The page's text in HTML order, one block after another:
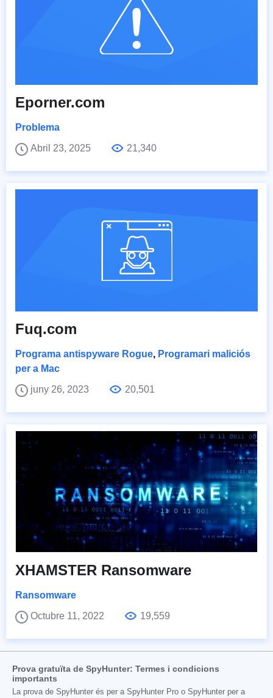
Eporner.com
Problema
Abril 23, 2025
21,340
Fuq.com
Programa antispyware Rogue, Programari maliciós
per a Mac
juny 26, 2023
20,501
XHAMSTER Ransomware
Ransomware
Octubre 11, 2022
19,559
Prova gratuïta de SpyHunter: Termes i condicions
importants
La prova de SpyHunter és per a SpyHunter Pro o SpyHunter per a